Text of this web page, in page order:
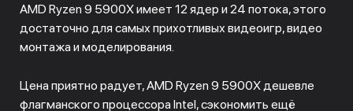
AMD Ryzen 9 5900X имеет 12 ядер и 24 потока, этого
достаточно для самых прихотливых видеоигр, видео
монтажа и моделирования.
Цена приятно радует, AMD Ryzen 9 5900X дешевле
флагманского процессора Intel, сэкономить ещё